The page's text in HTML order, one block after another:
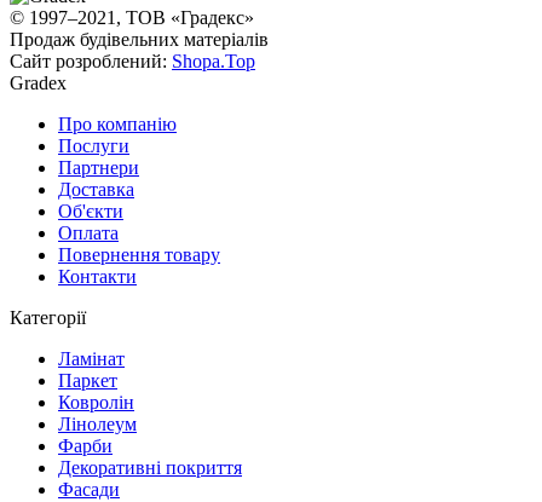
© 1997–2021, ТОВ «Градекс»
Продаж будівельних матеріалів
Сайт розроблений: Shopa.Top
Gradex
Про компанію
Послуги
Партнери
Доставка
Об'єкти
Оплата
Повернення товару
Контакти
Категорії
Ламінат
Паркет
Ковролін
Лінолеум
Фарби
Декоративні покриття
Фасади